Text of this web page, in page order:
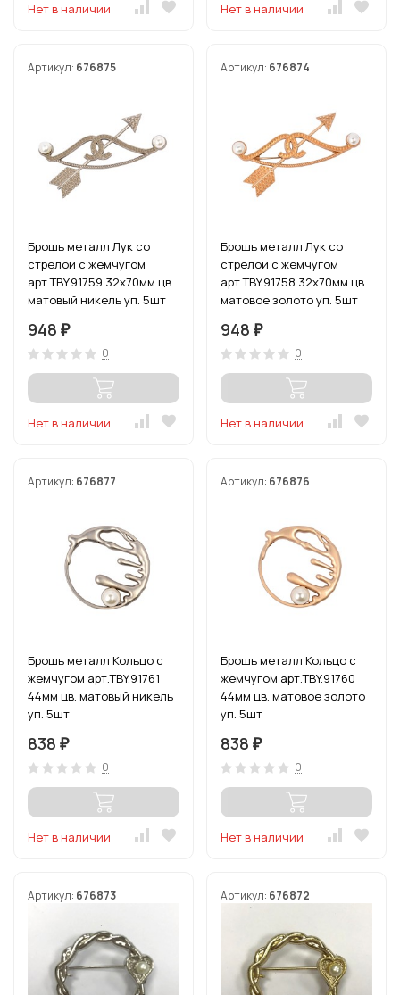
Нет в наличии Нет в наличии
Артикул: 676875
Брошь металл Лук со
стрелой с жемчугом
арт.TBY.91759 32х70мм цв.
матовый никель уп. 5шт
948 ₽
0
Нет в наличии
Артикул: 676874
Брошь металл Лук со
стрелой с жемчугом
арт.TBY.91758 32х70мм цв.
матовое золото уп. 5шт
948 ₽
0
Нет в наличии
Артикул: 676877
Брошь металл Кольцо с
жемчугом арт.TBY.91761
44мм цв. матовый никель
уп. 5шт
838 ₽
0
Нет в наличии
Артикул: 676876
Брошь металл Кольцо с
жемчугом арт.TBY.91760
44мм цв. матовое золото
уп. 5шт
838 ₽
0
Нет в наличии
Артикул: 676873 Артикул: 676872